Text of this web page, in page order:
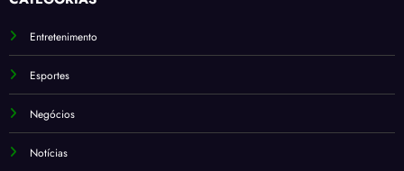
Entretenimento
Esportes
Negócios
Notícias